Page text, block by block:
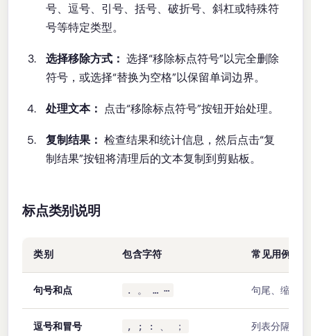
号、逗号、引号、括号、破折号、斜杠或特殊符
号等特定类型。
选择移除方式： 选择“移除标点符号”以完全删除
符号，或选择“替换为空格”以保留单词边界。
处理文本： 点击“移除标点符号”按钮开始处理。
复制结果： 检查结果和统计信息，然后点击“复
制结果”按钮将清理后的文本复制到剪贴板。
标点类别说明
类别 包含字符 常见用例
句号和点 . 。 … ⋯ 句尾、缩写
逗号和冒号 , ; : 、 ； 列表分隔符